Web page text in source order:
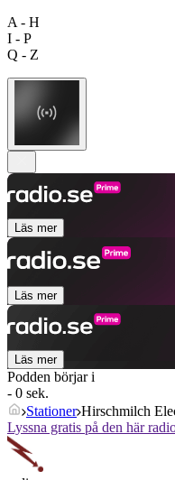
A - H
I - P
Q - Z
Läs mer
Läs mer
Läs mer
Podden börjar i
- 0 sek.
Stationer Hirschmilch
Lyssna gratis på den här